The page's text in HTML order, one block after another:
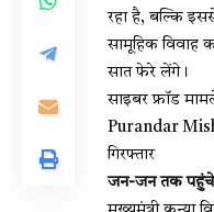
रहा है, बल्कि
सामूहिक विवाह
सात फेरे लेंगे।
साइबर फ्रॉड
Purandar
गिरफ्तार
जन-जन तक